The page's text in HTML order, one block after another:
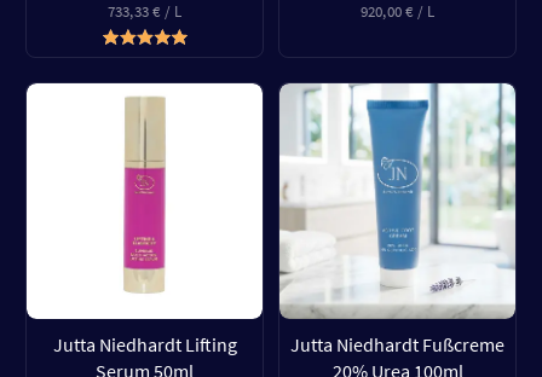
733,33 € / L 920,00 € / L
Jutta Niedhardt Lifting
Serum 50ml
Jutta Niedhardt Fußcreme
20% Urea 100ml